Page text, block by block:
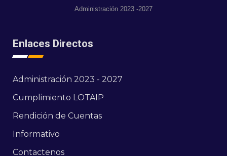
Administración 2023 -2027
Enlaces Directos
Administración 2023 - 2027
Cumplimiento LOTAIP
Rendición de Cuentas
Informativo
Contactenos